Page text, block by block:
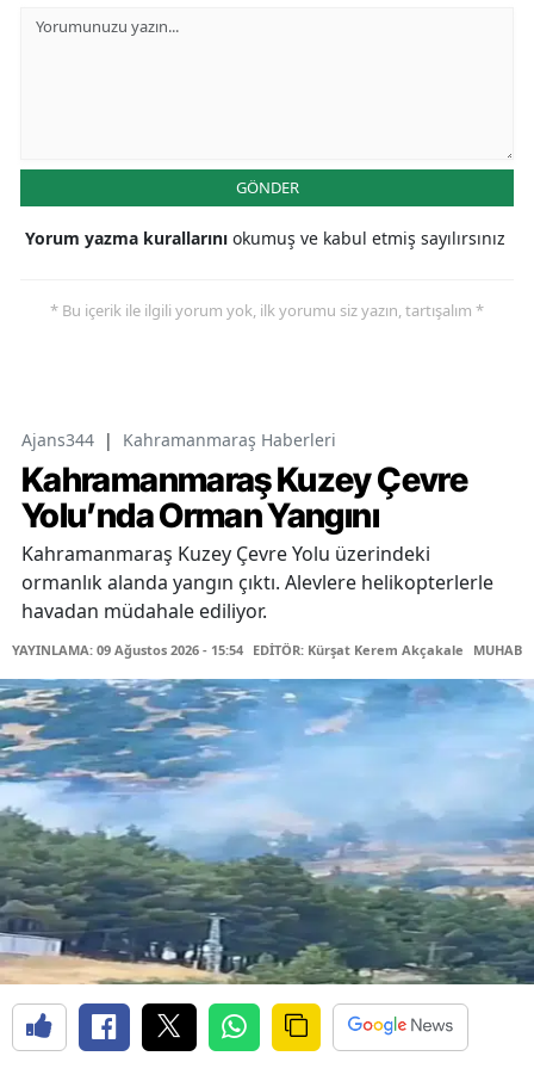
GÖNDER
Yorum yazma kurallarını okumuş ve kabul etmiş sayılırsınız
* Bu içerik ile ilgili yorum yok, ilk yorumu siz yazın, tartışalım *
Ajans344 | Kahramanmaraş Haberleri
Kahramanmaraş Kuzey Çevre
Yolu’nda Orman Yangını
Kahramanmaraş Kuzey Çevre Yolu üzerindeki
ormanlık alanda yangın çıktı. Alevlere helikopterlerle
havadan müdahale ediliyor.
YAYINLAMA: 09 Ağustos 2026 - 15:54 EDİTÖR: Kürşat Kerem Akçakale